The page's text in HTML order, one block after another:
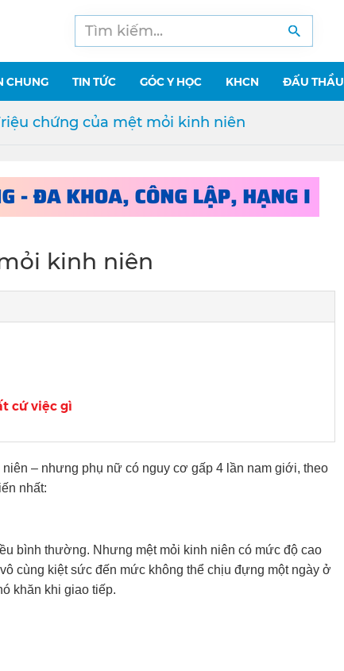
CHUNG TIN TỨC GÓC Y HỌC KHCN ĐẤU THẦU
chứng của mệt mỏi kinh niên
kinh niên
cứ việc gì
– nhưng phụ nữ có nguy cơ gấp 4 lần nam giới, theo
nhất:
bình thường. Nhưng mệt mỏi kinh niên có mức độ cao
cùng kiệt sức đến mức không thể chịu đựng một ngày ở
khăn khi giao tiếp.